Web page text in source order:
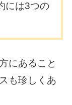
には3つの
にあること
も珍しくあ